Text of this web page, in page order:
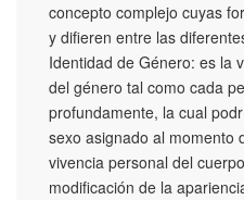
concepto complejo cuyas
y difieren entre las
Identidad de Género: es la
del género tal como cada
profundamente, la cual
sexo asignado al momento
vivencia personal del
modificación de la